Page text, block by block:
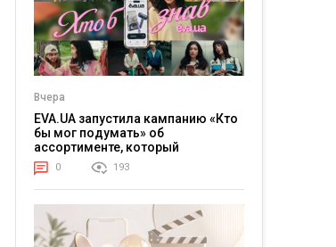
Вчера
EVA.UA запустила кампанию «Кто
бы мог подумать» об
ассортименте, который
покупатели не ожидают увидеть
на платформе
0 193